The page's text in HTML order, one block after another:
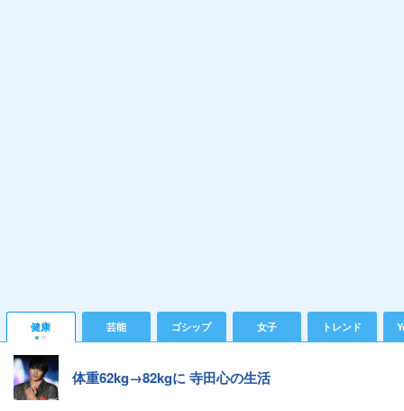
健康 芸能 ゴシップ 女子 トレンド
体重62kg→82kgに 寺田心の生活